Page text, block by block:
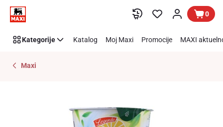
Preskoči link 0
Kategorije Katalog Moj Maxi Promocije MAXI
Maxi